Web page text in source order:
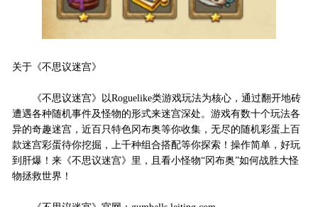
关于《不思议迷宫》
《不思议迷宫》以Roguelike类游戏玩法为核心，通过翻开地砖
遭遇各种随机事件及怪物的形式来迷宫深处。游戏有数十个玩法各
异的奇趣迷宫，近百只特色冈布奥等你收集，无尽的随机彩蛋上百
款迷宫彩蛋待你挖掘，上千种组合搭配等你探索！操作简单，好玩
到肝爆！来《不思议迷宫》里，且看小怪物“冈布奥”如何战胜大怪
物拯救世界！